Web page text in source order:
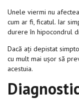
Unele viermi nu
cum ar fi, ficatul. Iar
durere în hipocondrul
Dacă ați depistat
cu mult mai ușor să
acestuia.